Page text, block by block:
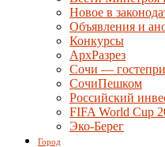
Новое в
Объявления и
Конкурсы
АрхРазрез
Сочи —
СочиПешком
Российский
FIFA World Cup
Эко-Берег
Город